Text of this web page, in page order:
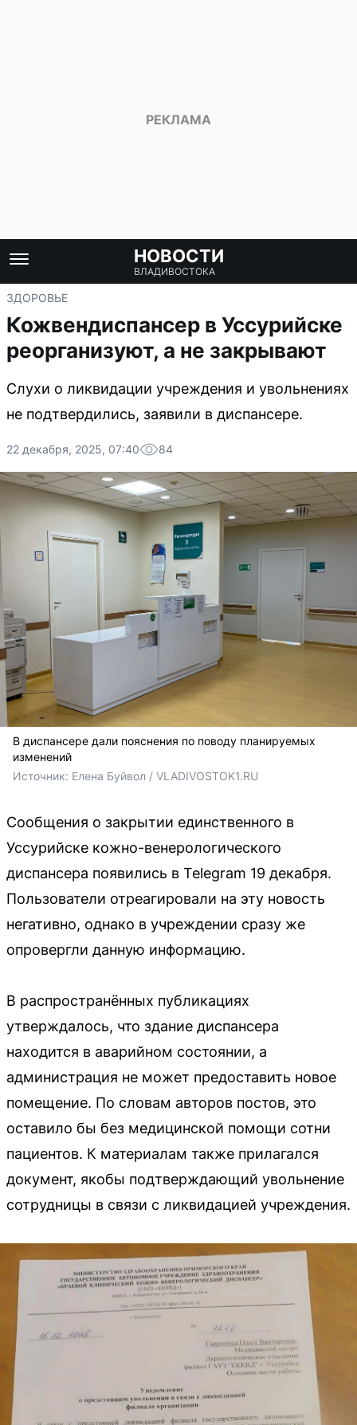
НОВОСТИ
ВЛАДИВОСТОКА
ЗДОРОВЬЕ
Кожвендиспансер в Уссурийске
реорганизуют, а не закрывают
Слухи о ликвидации учреждения и увольнениях
не подтвердились, заявили в диспансере.
22 декабря, 2025, 07:40 84
В диспансере дали пояснения по поводу планируемых
изменений
Источник: Елена Буйвол / VLADIVOSTOK1.RU
Сообщения о закрытии единственного в
Уссурийске кожно-венерологического
диспансера появились в Telegram 19 декабря.
Пользователи отреагировали на эту новость
негативно, однако в учреждении сразу же
опровергли данную информацию.
В распространённых публикациях
утверждалось, что здание диспансера
находится в аварийном состоянии, а
администрация не может предоставить новое
помещение. По словам авторов постов, это
оставило бы без медицинской помощи сотни
пациентов. К материалам также прилагался
документ, якобы подтверждающий увольнение
сотрудницы в связи с ликвидацией учреждения.